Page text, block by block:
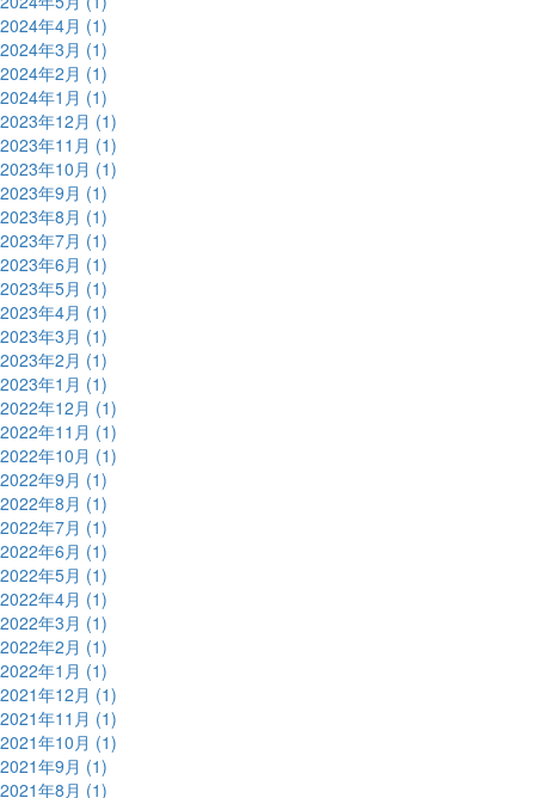
2024年4月 (1)
2024年3月 (1)
2024年2月 (1)
2024年1月 (1)
2023年12月 (1)
2023年11月 (1)
2023年10月 (1)
2023年9月 (1)
2023年8月 (1)
2023年7月 (1)
2023年6月 (1)
2023年5月 (1)
2023年4月 (1)
2023年3月 (1)
2023年2月 (1)
2023年1月 (1)
2022年12月 (1)
2022年11月 (1)
2022年10月 (1)
2022年9月 (1)
2022年8月 (1)
2022年7月 (1)
2022年6月 (1)
2022年5月 (1)
2022年4月 (1)
2022年3月 (1)
2022年2月 (1)
2022年1月 (1)
2021年12月 (1)
2021年11月 (1)
2021年10月 (1)
2021年9月 (1)
2021年8月 (1)